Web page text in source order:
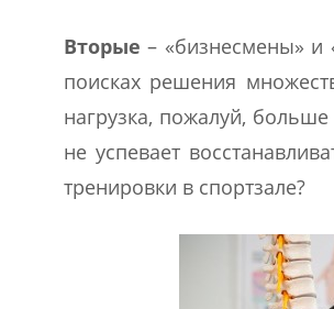
Вторые– «бизнесмены» и
поисках решения
нагрузка, пожалуй,
не успевает
тренировки в спортзале?